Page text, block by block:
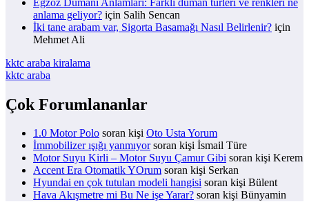
anlama geliyor? için Salih Sencan
İki tane arabam var, Sigorta Basamağı Nasıl Belirlenir? için
Mehmet Ali
kktc araba kiralama
kktc araba
Çok Forumlananlar
1.0 Motor Polo soran kişi Oto Usta Yorum
İmmobilizer ışığı yanmıyorsoran kişi İsmail Türe
Motor Suyu Kirli – Motor Suyu Çamur Gibi soran kişi Kerem
Accent Era Otomatik YOrum soran kişi Serkan
Hyundai en çok tutulan modeli hangisi soran kişi Bülent
Hava Akışmetre mi Bu Ne işe Yarar? soran kişi Bünyamin